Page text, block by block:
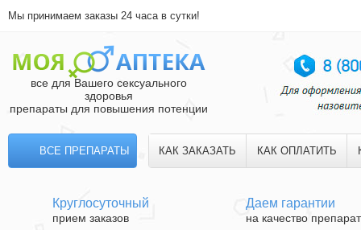
Мы принимаем заказы 24 часа в сутки!
все для Вашего сексуального
здоровья
препараты для повышения потенции
ВСЕ ПРЕПАРАТЫ КАК ЗАКАЗАТЬ КАК ОПЛАТИТЬ
Круглосуточный
прием заказов
Даем гарантии
на качество